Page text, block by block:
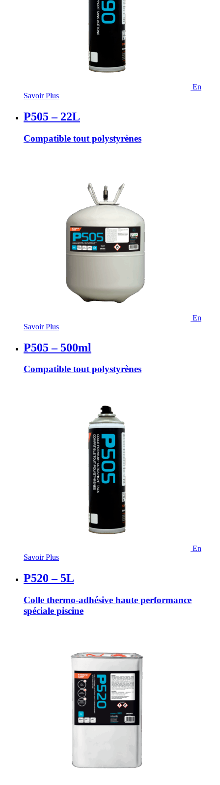
En
Savoir Plus
P505 – 22L
Compatible tout polystyrènes
En
Savoir Plus
P505 – 500ml
Compatible tout polystyrènes
En
Savoir Plus
P520 – 5L
Colle thermo-adhésive haute performance
spéciale piscine